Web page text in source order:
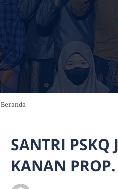
Beranda
SANTRI
KANAN